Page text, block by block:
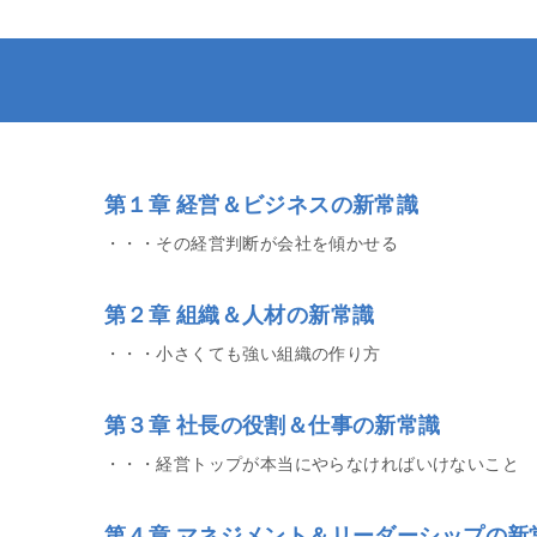
第１章 経営＆ビジネスの新常識
・・・その経営判断が会社を傾かせる
第２章 組織＆人材の新常識
・・・小さくても強い組織の作り方
第３章 社長の役割＆仕事の新常識
・・・経営トップが本当にやらなければいけないこと